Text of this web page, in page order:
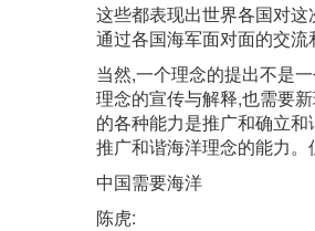
这些都表现出世界各国对
通过各国海军面对面的交流
当然,一个理念的提出不是
理念的宣传与解释,也需要
的各种能力是推广和确立
推广和谐海洋理念的能力。
中国需要海洋
陈虎: